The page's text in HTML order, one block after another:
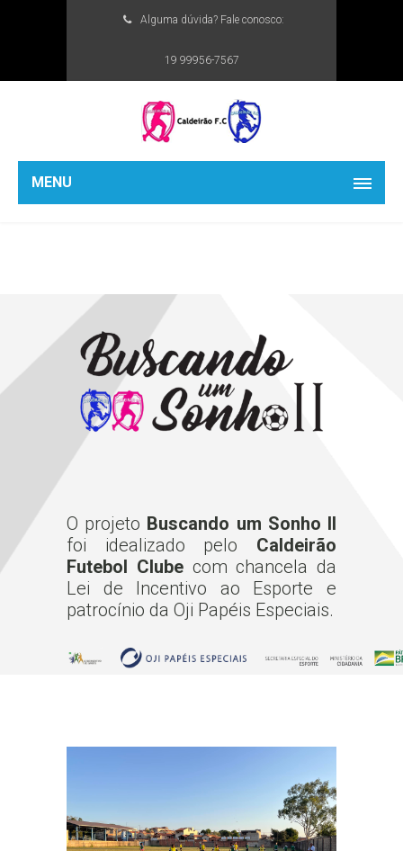
Alguma dúvida? Fale conosco:
19 99956-7567
MENU
O projeto Buscando um Sonho II
foi idealizado pelo Caldeirão
Futebol Clube com chancela da
Lei de Incentivo ao Esporte e
patrocínio da Oji Papéis Especiais.